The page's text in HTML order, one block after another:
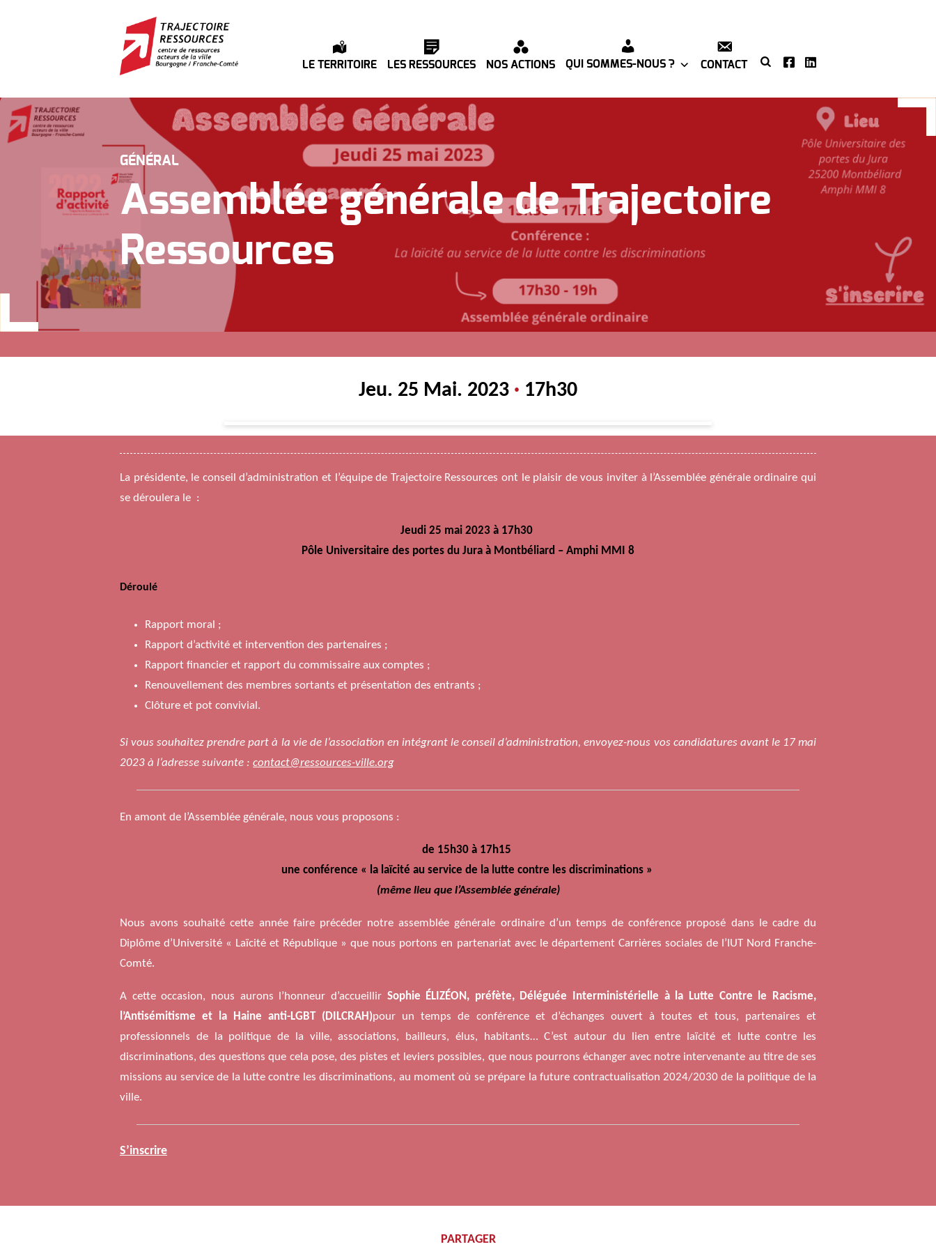
LE TERRITOIRE LES RESSOURCES NOS ACTIONS QUI SOMMES-NOUS ? CONTACT
GÉNÉRAL
Assemblée générale de Trajectoire
Ressources
Jeu. 25 Mai. 2023 · 17h30
La présidente, le conseil d’administration et l’équipe de Trajectoire Ressources ont le plaisir de vous inviter à l’Assemblée générale ordinaire qui
se déroulera le :
Jeudi 25 mai 2023 à 17h30
Pôle Universitaire des portes du Jura à Montbéliard – Amphi MMI 8
Déroulé
Rapport moral ;
Rapport d’activité et intervention des partenaires ;
Rapport financier et rapport du commissaire aux comptes ;
Renouvellement des membres sortants et présentation des entrants ;
Clôture et pot convivial.
Si vous souhaitez prendre part à la vie de l’association en intégrant le conseil d’administration, envoyez-nous vos candidatures avant le 17 mai
2023 à l’adresse suivante : contact@ressources-ville.org
En amont de l’Assemblée générale, nous vous proposons :
de 15h30 à 17h15
une conférence « la laïcité au service de la lutte contre les discriminations »
(même lieu que l’Assemblée générale)
Nous avons souhaité cette année faire précéder notre assemblée générale ordinaire d’un temps de conférence proposé dans le cadre du
Diplôme d’Université « Laïcité et République » que nous portons en partenariat avec le département Carrières sociales de l’IUT Nord Franche-
Comté.
A cette occasion, nous aurons l’honneur d’accueillirSophie ÉLIZÉON, préfète, Déléguée Interministérielle à la Lutte Contre le Racisme,
l’Antisémitisme et la Haine anti-LGBT (DILCRAH)pour un temps de conférence et d’échanges ouvert à toutes et tous, partenaires et
professionnels de la politique de la ville, associations, bailleurs, élus, habitants… C’est autour du lien entre laïcité et lutte contre les
discriminations, des questions que cela pose, des pistes et leviers possibles, que nous pourrons échanger avec notre intervenante au titre de ses
missions au service de la lutte contre les discriminations, au moment où se prépare la future contractualisation 2024/2030 de la politique de la
ville.
S’inscrire
PARTAGER